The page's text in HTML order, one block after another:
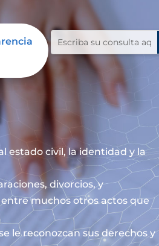
estado civil, la identidad y la
divorcios, y
muchos otros actos que
le reconozcan sus derechos y